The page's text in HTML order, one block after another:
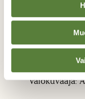
Valokuvaaja: